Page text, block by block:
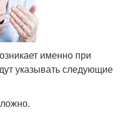
именно при
указывать следующие